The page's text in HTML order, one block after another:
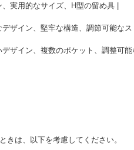
実用的なサイズ、H型の留め具 |
デザイン、堅牢な構造、調節可能な
デザイン、複数のポケット、調整可
きは、以下を考慮してください。